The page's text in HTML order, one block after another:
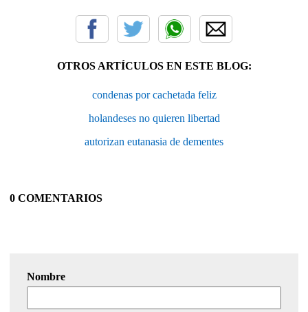
OTROS ARTÍCULOS EN ESTE BLOG:
condenas por cachetada feliz
holandeses no quieren libertad
autorizan eutanasia de dementes
0 COMENTARIOS
Nombre